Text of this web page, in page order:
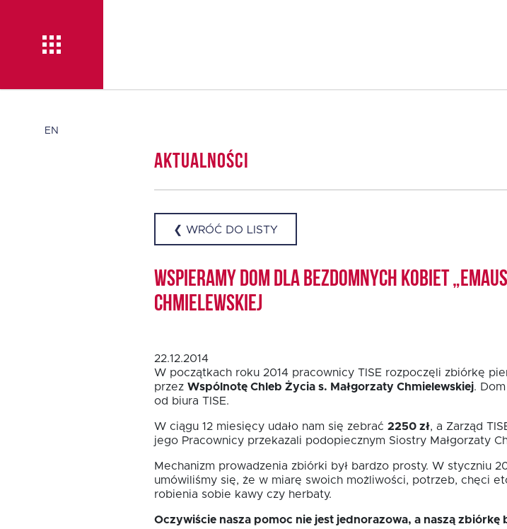
Dlaczego TISE?
Pożyczka rozwojowa
TISE – NOWOŚĆ!
Oferta dla NGO/PES
Fundusz FKIS
Rodo
EN
Aktualności
❮ WRÓĆ DO LISTY
Wspieramy Dom dla Bezdomnych Kobiet
Chmielewskiej
22.12.2014
W początkach roku 2014 pracownicy TISE rozpoczęli zbiórkę
przez Wspólnotę Chleb Życia s. Małgorzaty Chmielewskiej.
od biura TISE.
W ciągu 12 miesięcy udało nam się zebrać 2250 zł, a Zarząd
jego Pracownicy przekazali podopiecznym Siostry Małgorzaty
Mechanizm prowadzenia zbiórki był bardzo prosty. W styczniu
umówiliśmy się, że w miarę swoich możliwości, potrzeb, chęci
robienia sobie kawy czy herbaty.
Oczywiście nasza pomoc nie jest jednorazowa, a naszą